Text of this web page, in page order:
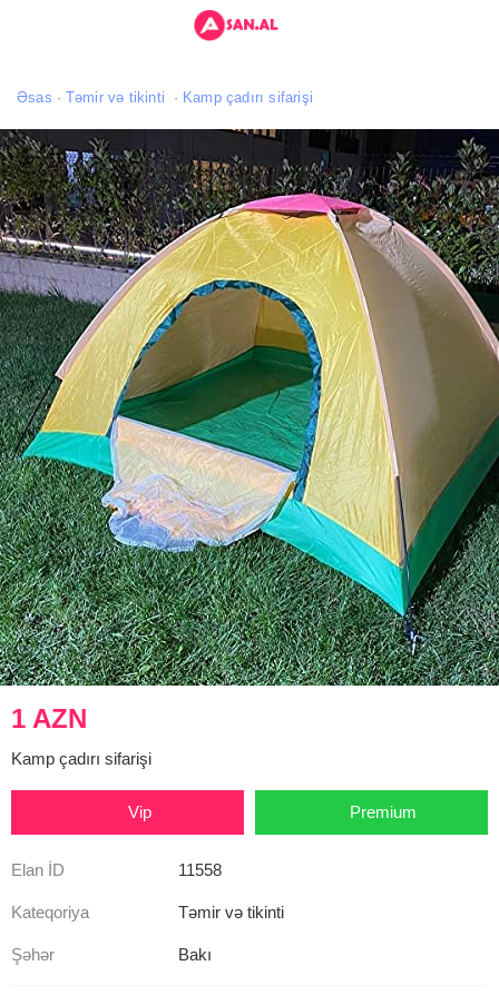
Əsas Təmir və tikinti Kamp çadırı sifarişi
1 AZN
Kamp çadırı sifarişi
Vip Premium
Elan İD 11558
Kateqoriya Təmir və tikinti
Şəhər Bakı